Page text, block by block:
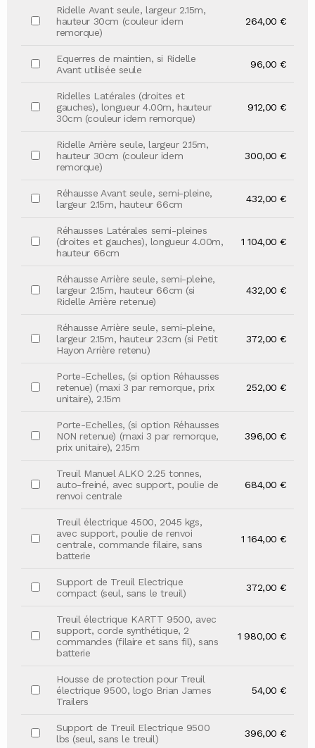
Ridelle Avant seule, largeur 2.15m,
hauteur 30cm (couleur idem
remorque)
264,00 €
Equerres de maintien, si Ridelle
Avant utilisée seule
96,00 €
Ridelles Latérales (droites et
gauches), longueur 4.00m, hauteur
30cm (couleur idem remorque)
912,00 €
Ridelle Arrière seule, largeur 2.15m,
hauteur 30cm (couleur idem
remorque)
300,00 €
Réhausse Avant seule, semi-pleine,
largeur 2.15m, hauteur 66cm
432,00 €
Réhausses Latérales semi-pleines
(droites et gauches), longueur 4.00m,
hauteur 66cm
1 104,00 €
Réhausse Arrière seule, semi-pleine,
largeur 2.15m, hauteur 66cm (si
Ridelle Arrière retenue)
432,00 €
Réhausse Arrière seule, semi-pleine,
largeur 2.15m, hauteur 23cm (si Petit
Hayon Arrière retenu)
372,00 €
Porte-Echelles, (si option Réhausses
retenue) (maxi 3 par remorque, prix
unitaire), 2.15m
252,00 €
Porte-Echelles, (si option Réhausses
NON retenue) (maxi 3 par remorque,
prix unitaire), 2.15m
396,00 €
Treuil Manuel ALKO 2.25 tonnes,
auto-freiné, avec support, poulie de
renvoi centrale
684,00 €
Treuil électrique 4500, 2045 kgs,
avec support, poulie de renvoi
centrale, commande filaire, sans
batterie
1 164,00 €
Support de Treuil Electrique
compact (seul, sans le treuil)
372,00 €
Treuil électrique KARTT 9500, avec
support, corde synthétique, 2
commandes (filaire et sans fil), sans
batterie
1 980,00 €
Housse de protection pour Treuil
électrique 9500, logo Brian James
Trailers
54,00 €
Support de Treuil Electrique 9500
lbs (seul, sans le treuil)
396,00 €